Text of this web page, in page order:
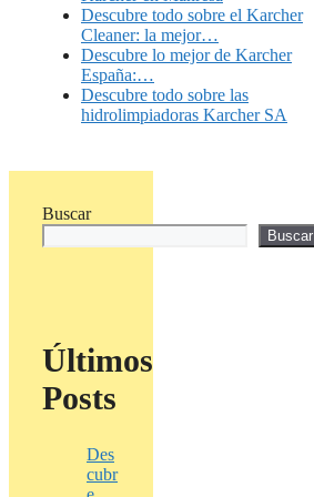
Descubre todo sobre el Karcher
Cleaner: la mejor…
Descubre lo mejor de Karcher
España:…
Descubre todo sobre las
hidrolimpiadoras Karcher SA
Buscar
Buscar
Últimos
Posts
Des
cubr